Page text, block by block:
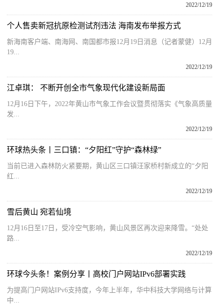
2022/12/19
个人售卖新冠抗原检测试剂违法 海南发布举报方式
新海南客户端、南海网、南国都市报12月19日消息（记者蒙健）12月
19...
2022/12/19
江卓琪： 不断开创全市气象现代化建设新局面
12月16日下午，2022年黄山市气象工作会议暨贯彻落实《气象高质量
发...
2022/12/19
环球热头条丨三口镇：“夕阳红”守护“森林绿”
当前已进入森林防火紧要期，黄山区三口镇汪家桥村新成立的“夕阳
红...
2022/12/19
雪后黄山 宛若仙境
12月16日至17日，受冷空气影响，黄山风景区再次迎来降雪。“处处
路...
2022/12/19
环球今头条！案例分享丨高校门户网站IPv6部署实践
为提高门户网站IPv6支持度，今年上半年，华中科技大学网络与计算
中...